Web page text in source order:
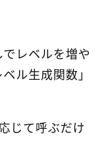
レベルを増や
ル生成関数」
じて呼ぶだけ